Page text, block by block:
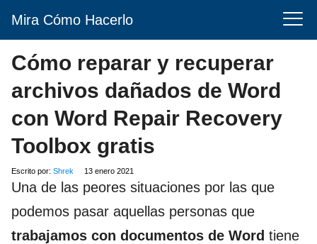
Mira Cómo Hacerlo
Cómo reparar y recuperar
archivos dañados de Word
con Word Repair Recovery
Toolbox gratis
Escrito por: Shrek 13 enero 2021
Una de las peores situaciones por las que
podemos pasar aquellas personas que
trabajamos con documentos de Word tiene